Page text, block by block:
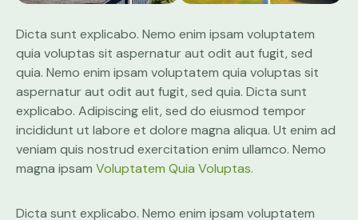
Dicta sunt explicabo. Nemo enim ipsam voluptatem
quia voluptas sit aspernatur aut odit aut fugit, sed
quia. Nemo enim ipsam voluptatem quia voluptas sit
aspernatur aut odit aut fugit, sed quia. Dicta sunt
explicabo. Adipiscing elit, sed do eiusmod tempor
incididunt ut labore et dolore magna aliqua. Ut enim ad
veniam quis nostrud exercitation enim ullamco. Nemo
magna ipsam Voluptatem Quia Voluptas.
Dicta sunt explicabo. Nemo enim ipsam voluptatem